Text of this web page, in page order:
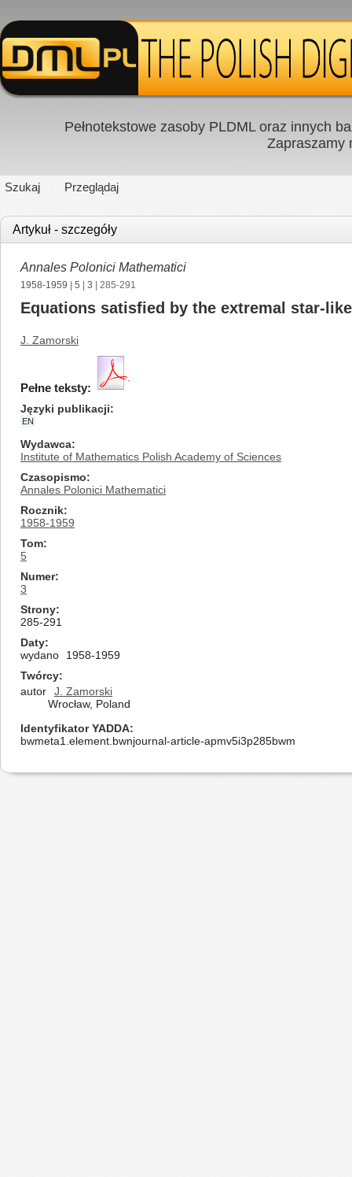
Pełnotekstowe zasoby PLDML oraz innych
Zapraszamy
Szukaj Przeglądaj
Artykuł - szczegóły
Annales Polonici Mathematici
1958-1959 5 3 | 285-291
Equations satisfied by the extremal star-
J. Zamorski
Pełne teksty:
Języki publikacji
EN
Wydawca
Institute of Mathematics Polish Academy of Sciences
Czasopismo
Annales Polonici Mathematici
Rocznik
1958-1959
Tom
5
Numer
3
Strony
285-291
Daty
wydano
1958-1959
Twórcy
autor
J. Zamorski
Wrocław, Poland
Identyfikator YADDA
bwmeta1.element.bwnjournal-article-apmv5i3p285bwm